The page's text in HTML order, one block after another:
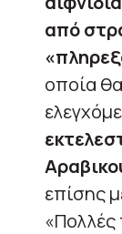
από
οποία
επίσης
«Πολλές